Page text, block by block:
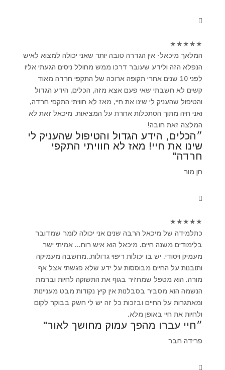
★
★
★
★
★
המלאך מיכאל- אין הגדרה טובה יותר שאני יכולה למצוא לאיש
הנפלא הזה ולידע שעובר דרכו ממש מחולל ניסים הגעתי אליו
לפני 10 שנים אחרי תקופה ארוכה של התקפי חרדה מאוד
קשים לא חשבתי שאי פעם אצא מזה, הכלים, הידע הגדול
והטיפול שהעניק לי שינו את חיי, מאז לא חוויתי התקפי חרדה,
ואני חיה מתוך הסתכלות אחרת על המציאות. מיכאל זאת לא
המלצה זאת חובה!
״הכלים, הידע הגדול והטיפול שהעניק לי
שינו את חיי! מאז לא חוויתי התקפי
חרדה"
חן מור
★
★
★
★
★
כתלמידה של מיכאל הרבה שנים אני יכולה לומר שמדובר
בלימודים משנה חיים. מיכאל הוא איש רוח... אמיתי ישר
מעמיק ויסודי. יש בו יכולות ריפוי גדולות..מחשבה מעמיקה
ותובנות על החיים מבוססות על ידע שלא פגשתי אצל אף
מורה. הוא מטפל שמחזיר בגוף את התשוקה לחיות וברמת
הנשמה הוא מסביר בסבלנות אין קיץ נקודות מבט מעניינות
ומאתגרות על החיים ובזכות כל זה יש לי חשק בבוקר לקום
ולחיות את חיי באופן מלא.
״חיי עברו מהפך עמוק מחושך לאור"
פרידה חבר